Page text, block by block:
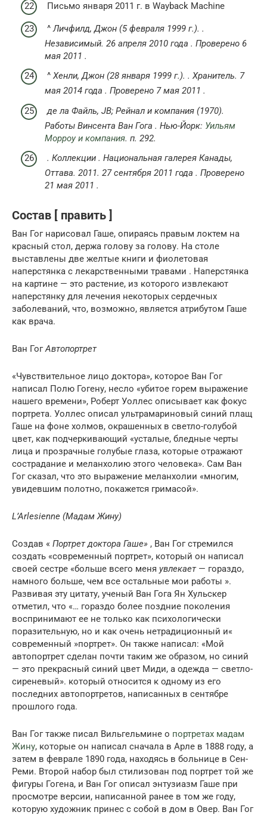
Письмо января 2011 г. в Wayback Machine
^ Личфилд, Джон (5 февраля 1999 г.). .
Независимый. 26 апреля 2010 года . Проверено 6
мая 2011 .
^ Хенли, Джон (28 января 1999 г.). . Хранитель. 7
мая 2014 года . Проверено 7мая 2011 .
де ла Файль, JB; Рейнал и компания (1970).
Работы Винсента Ван Гога . Нью-Йорк: Уильям
Морроу и компания. п. 292.
. Коллекции . Национальная галерея Канады,
Оттава. 2011. 27 сентября 2011 года . Проверено
21 мая 2011 .
Состав [ править ]
Ван Гог нарисовал Гаше, опираясь правым локтем на
красный стол, держа голову за голову. На столе
выставлены две желтые книги и фиолетовая
наперстянка с лекарственными травами . Наперстянка
на картине — это растение, из которого извлекают
наперстянку для лечения некоторых сердечных
заболеваний, что, возможно, является атрибутом Гаше
как врача.
Ван ГогАвтопортрет
«Чувствительное лицо доктора», которое Ван Гог
написал Полю Гогену, несло «убитое горем выражение
нашего времени», Роберт Уоллес описывает как фокус
портрета. Уоллес описал ультрамариновый синий плащ
Гаше на фоне холмов, окрашенных в светло-голубой
цвет, как подчеркивающий «усталые, бледные черты
лица и прозрачные голубые глаза, которые отражают
сострадание и меланхолию этого человека». Сам Ван
Гог сказал, что это выражение меланхолии «многим,
увидевшим полотно, покажется гримасой».
L’Arlesienne (Мадам Жину)
Создав « Портрет доктора Гаше» , Ван Гог стремился
создать «современный портрет», который он написал
своей сестре «больше всего меня увлекает— гораздо,
намного больше, чем все остальные мои работы ».
Развивая эту цитату, ученый Ван Гога Ян Хульскер
отметил, что «… гораздо более поздние поколения
воспринимают ее не только как психологически
поразительную, но и как очень нетрадиционный и«
современный »портрет». Он также написал: «Мой
автопортрет сделан почти таким же образом, но синий
— это прекрасный синий цвет Миди, а одежда — светло-
сиреневый». который относится к одному из его
последних автопортретов, написанных в сентябре
прошлого года.
Ван Гог также писал Вильгельмине о портретах мадам
Жину, которые он написал сначала в Арле в 1888 году, а
затем в феврале 1890 года, находясь в больнице в Сен-
Реми. Второй набор был стилизован под портрет той же
фигуры Гогена, и Ван Гог описал энтузиазм Гаше при
просмотре версии, написанной ранее в том же году,
которую художник принес с собой в дом в Овер. Ван Гог